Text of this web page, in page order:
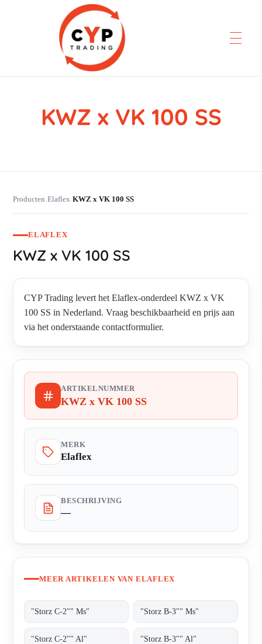
CYP Trading
Professionelle Ersatzteilbeschaffung
KWZ x VK 100 SS
Producten›Elaflex›KWZ x VK 100 SS
ELAFLEX
KWZ x VK 100 SS
CYP Trading levert het Elaflex-onderdeel KWZ x VK
100 SS in Nederland. Vraag beschikbaarheid en prijs aan
via het onderstaande contactformulier.
ARTIKELNUMMER
KWZ x VK 100 SS
MERK
Elaflex
BESCHRIJVING
—
MEER ARTIKELEN VAN ELAFLEX
"Storz C-2"" Ms" "Storz B-3"" Ms"
"Storz C-2"" Al" "Storz B-3"" Al"